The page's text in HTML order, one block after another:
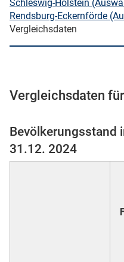
starten
Schleswig-Holstein
Rendsburg-Eckernförde
Vergleichsdaten
Vergleichsdaten
Bevölkerungsstand
31.12. 2024